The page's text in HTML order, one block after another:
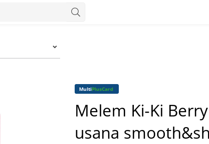
MultiPlusCard
Melem Ki-Ki
usana